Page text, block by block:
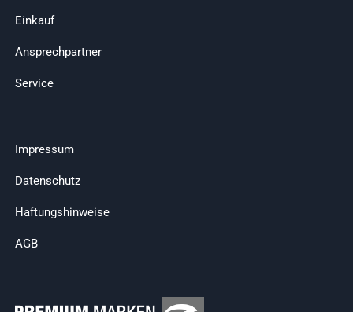
Einkauf
Ansprechpartner
Service
Impressum
Datenschutz
Haftungshinweise
AGB